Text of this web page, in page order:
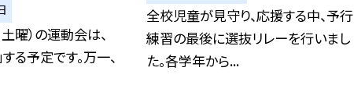
曜）の運動会は、
る予定です。万一、
全校児童が見守り、応援する中、予行
練習の最後に選抜リレーを行いまし
た。各学年から...